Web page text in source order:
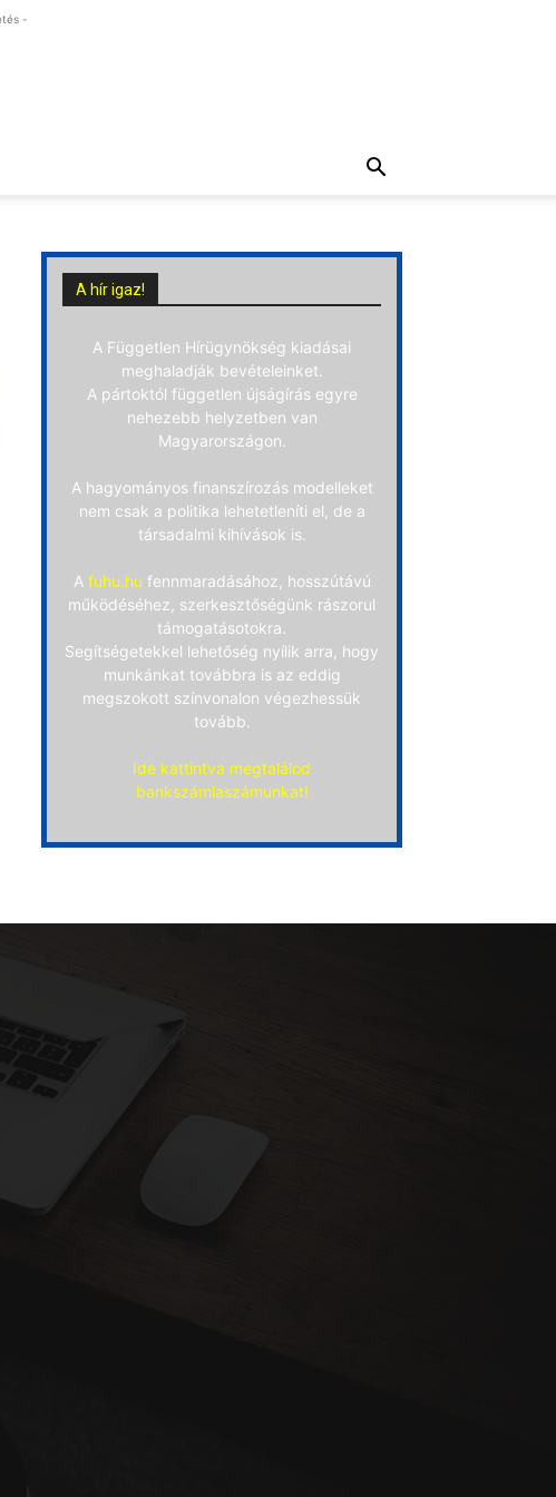
-
A hír igaz!
A Független Hírügynökség kiadásai
meghaladják bevételeinket.
A pártoktól független újságírás egyre
nehezebb helyzetben van
Magyarországon.
A hagyományos finanszírozás modelleket
nem csak a politika lehetetleníti el, de a
társadalmi kihívások is.
A fuhu.hu fennmaradásához, hosszútávú
működéséhez, szerkesztőségünk rászorul
támogatásotokra.
Segítségetekkel lehetőség nyílik arra, hogy
munkánkat továbbra is az eddig
megszokott színvonalon végezhessük
tovább.
Ide kattintva megtalálod
bankszámlaszámunkat!